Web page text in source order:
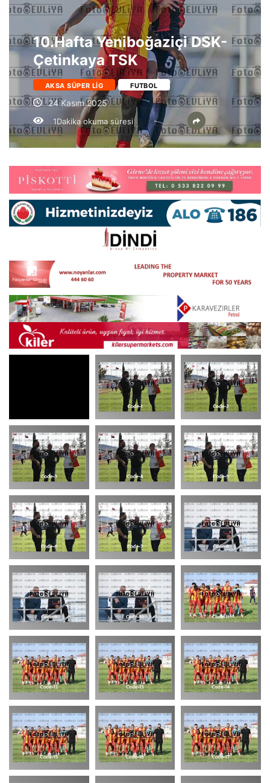
10.Hafta Yeniboğaziçi DSK-
Çetinkaya TSK
AKSA SÜPER LIG FUTBOL
24 Kasım 2025
1Dakika okuma süresi